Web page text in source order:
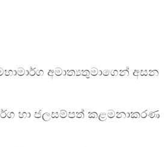
අමාත්‍යතුමාගෙන් අසන
හා ජලසම්පත් කළමනාකරණ